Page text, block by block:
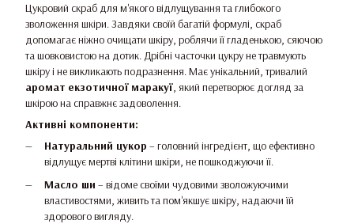
Цукровий скраб для м'якого відлущування та глибокого
зволоження шкіри. Завдяки своїй багатій формулі, скраб
допомагає ніжно очищати шкіру, роблячи її гладенькою, сяючою
та шовковистою на дотик. Дрібні часточки цукру не травмують
шкіру і не викликають подразнення. Має унікальний, тривалий
аромат екзотичної маракуї, який перетворює догляд за
шкірою на справжнє задоволення.
Активні компоненти:
Натуральний цукор – головний інгредієнт, що ефективно
відлущує мертві клітини шкіри, не пошкоджуючи її.
Масло ши – відоме своїми чудовими зволожуючими
властивостями, живить та пом'якшує шкіру, надаючи їй
здорового вигляду.